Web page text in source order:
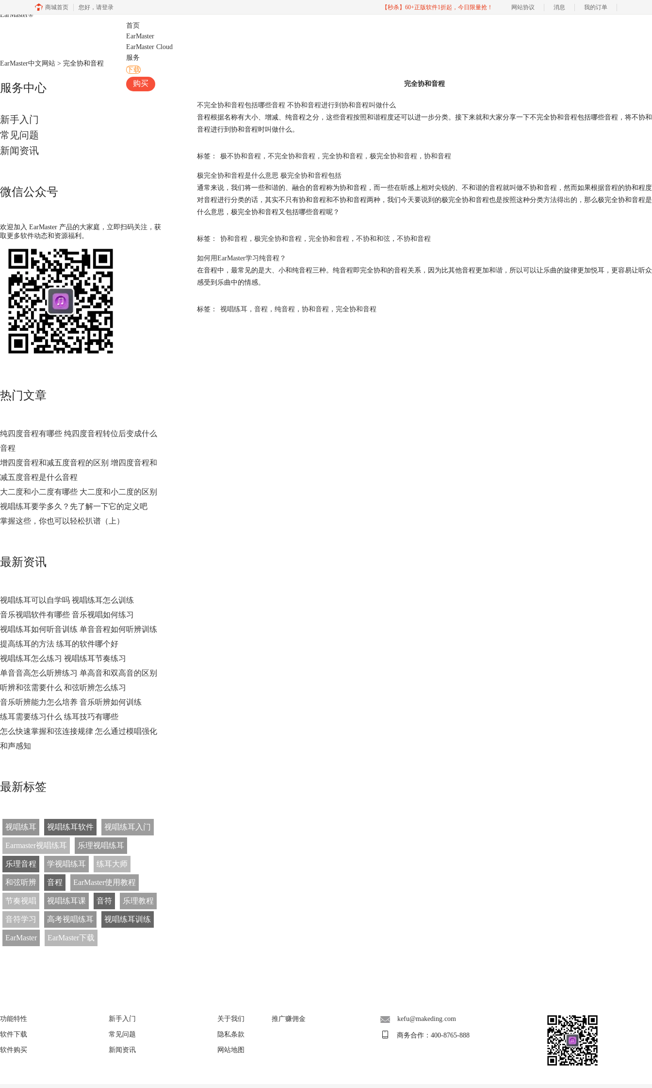
商城首页 您好， 请登录 【秒杀】60+正版软件1折起，今日限量抢！ 网站协议 消息 我的订单
EarMaster®
首页
EarMaster
EarMaster Cloud
服务
下载
购买
EarMaster中文网站 > 完全协和音程
服务中心
新手入门
常见问题
新闻资讯
微信公众号
欢迎加入 EarMaster 产品的大家庭，立即扫码关注，获
取更多软件动态和资源福利。
热门文章
纯四度音程有哪些 纯四度音程转位后变成什么
音程
增四度音程和减五度音程的区别 增四度音程和
减五度音程是什么音程
大二度和小二度有哪些 大二度和小二度的区别
视唱练耳要学多久？先了解一下它的定义吧
掌握这些，你也可以轻松扒谱（上）
最新资讯
视唱练耳可以自学吗 视唱练耳怎么训练
音乐视唱软件有哪些 音乐视唱如何练习
视唱练耳如何听音训练 单音音程如何听辨训练
提高练耳的方法 练耳的软件哪个好
视唱练耳怎么练习 视唱练耳节奏练习
单音音高怎么听辨练习 单高音和双高音的区别
听辨和弦需要什么 和弦听辨怎么练习
音乐听辨能力怎么培养 音乐听辨如何训练
练耳需要练习什么 练耳技巧有哪些
怎么快速掌握和弦连接规律 怎么通过模唱强化
和声感知
最新标签
视唱练耳 视唱练耳软件 视唱练耳入门
Earmaster视唱练耳 乐理视唱练耳
乐理音程 学视唱练耳 练耳大师
和弦听辨 音程 EarMaster使用教程
节奏视唱 视唱练耳课 音符 乐理教程
音符学习 高考视唱练耳 视唱练耳训练
EarMaster EarMaster下载
完全协和音程
不完全协和音程包括哪些音程 不协和音程进行到协和音程叫做什么
音程根据名称有大小、增减、纯音程之分，这些音程按照和谐程度还可以进一步分类。接下来就和大家分享一下不完全协和音程包括哪些音程，将不协和
音程进行到协和音程时叫做什么。
标签： 极不协和音程 ， 不完全协和音程 ， 完全协和音程 ， 极完全协和音程 ， 协和音程
极完全协和音程是什么意思 极完全协和音程包括
通常来说，我们将一些和谐的、融合的音程称为协和音程，而一些在听感上相对尖锐的、不和谐的音程就叫做不协和音程，然而如果根据音程的协和程度
对音程进行分类的话，其实不只有协和音程和不协和音程两种，我们今天要说到的极完全协和音程也是按照这种分类方法得出的，那么极完全协和音程是
什么意思，极完全协和音程又包括哪些音程呢？
标签： 协和音程 ， 极完全协和音程 ， 完全协和音程 ， 不协和和弦 ， 不协和音程
如何用EarMaster学习纯音程？
在音程中，最常见的是大、小和纯音程三种。纯音程即完全协和的音程关系，因为比其他音程更加和谐，所以可以让乐曲的旋律更加悦耳，更容易让听众
感受到乐曲中的情感。
标签： 视唱练耳 ， 音程 ， 纯音程 ， 协和音程 ， 完全协和音程
功能特性
软件下载
软件购买
新手入门
常见问题
新闻资讯
关于我们
隐私条款
网站地图
推广赚佣金 kefu@makeding.com
商务合作：400-8765-888